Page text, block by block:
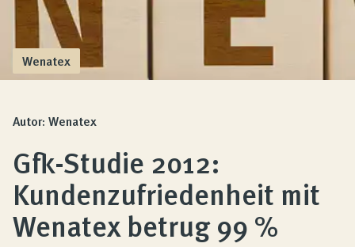
Produkte
Qualität und Garantie
Kundenbewertungen
Produktberatung
Wenatex
Autor: Wenatex
Gfk-Studie 2012:
Kundenzufriedenheit mit
Wenatex betrug 99 %